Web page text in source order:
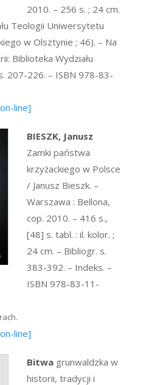
2010. – 256 s. ; 24 cm.
Teologii Uniwersytetu
w Olsztynie ; 46). – Na
Biblioteka Wydziału
207-226. – ISBN 978-83-
line]
BIESZK, Janusz
Zamki państwa
krzyżackiego w Polsce
/ Janusz Bieszk. –
Warszawa : Bellona,
cop. 2010. – 416 s.,
[48] s. tabl. : il. kolor. ;
24 cm. – Bibliogr. s.
383-392. – Indeks. –
ISBN 978-83-11-
line]
Bitwa grunwaldzka w
historii, tradycji i